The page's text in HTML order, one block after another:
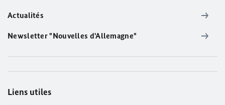
Actualités
Newsletter "Nouvelles d'Allemagne"
Liens utiles